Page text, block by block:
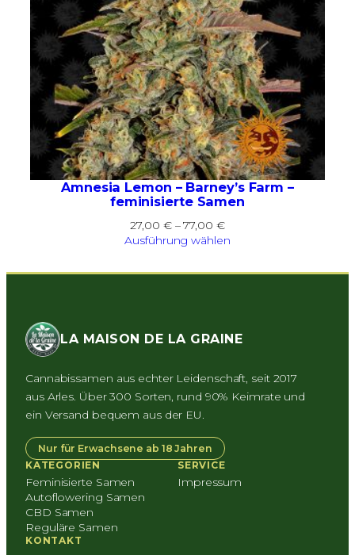
Amnesia Lemon – Barney’s Farm –
feminisierte Samen
27,00 € –77,00 €Preisspanne:
27,00 €
77,00 €
Ausführung wählen
LA MAISON DE LA GRAINE
Cannabissamen aus echter Leidenschaft, seit 2017
aus Arles. Über 300 Sorten, rund 90% Keimrate und
ein Versand bequem aus der EU.
Nur für Erwachsene ab 18 Jahren
KATEGORIEN
Feminisierte Samen
Autoflowering Samen
CBD Samen
Reguläre Samen
SERVICE
Impressum
KONTAKT